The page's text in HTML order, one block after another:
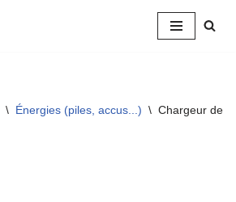
\ Énergies (piles, accus...) \ Chargeur de